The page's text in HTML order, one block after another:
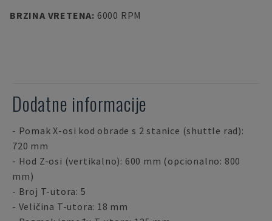
BRZINA VRETENA: 6000 RPM
Dodatne informacije
- Pomak X-osi kod obrade s 2 stanice (shuttle rad):
720 mm
- Hod Z-osi (vertikalno): 600 mm (opcionalno: 800
mm)
- Broj T-utora: 5
- Veličina T-utora: 18 mm